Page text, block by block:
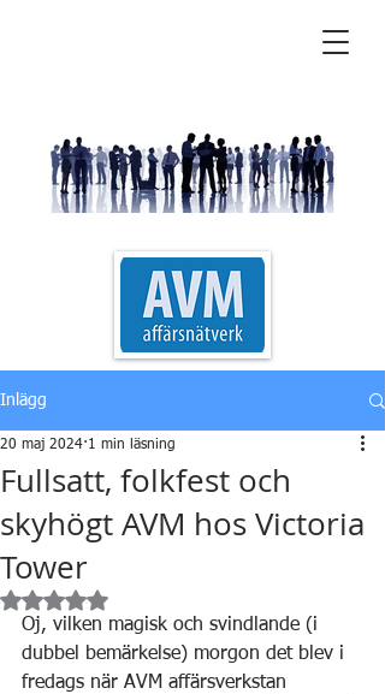
Inlägg
Fullsatt, folkfest och
skyhögt AVM hos Victoria
Tower
20 maj 2024 1 min läsning
Betygsatt till NaN av 5 stjärnor.
Oj, vilken magisk och svindlande (i
dubbel bemärkelse) morgon det blev i
fredags när AVM affärsverkstan